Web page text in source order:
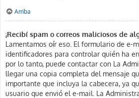
Arriba
¡Recibí spam o correos maliciosos de
Lamentamos oír eso. El formulario de e-
identificadores para controlar quién ha
por lo tanto, puede contactar con La
llegar una copia completa del mensaje
importante que incluya la cabecera, ya
usuario que envió el e-mail. La